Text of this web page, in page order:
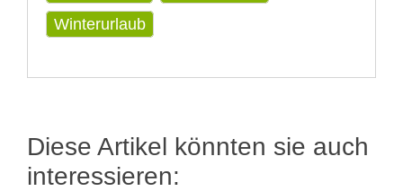
Winterurlaub
Diese Artikel könnten sie auch
interessieren: